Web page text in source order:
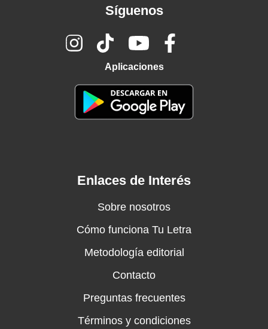
Síguenos
Aplicaciones
Enlaces de Interés
Sobre nosotros
Cómo funciona Tu Letra
Metodología editorial
Contacto
Preguntas frecuentes
Términos y condiciones